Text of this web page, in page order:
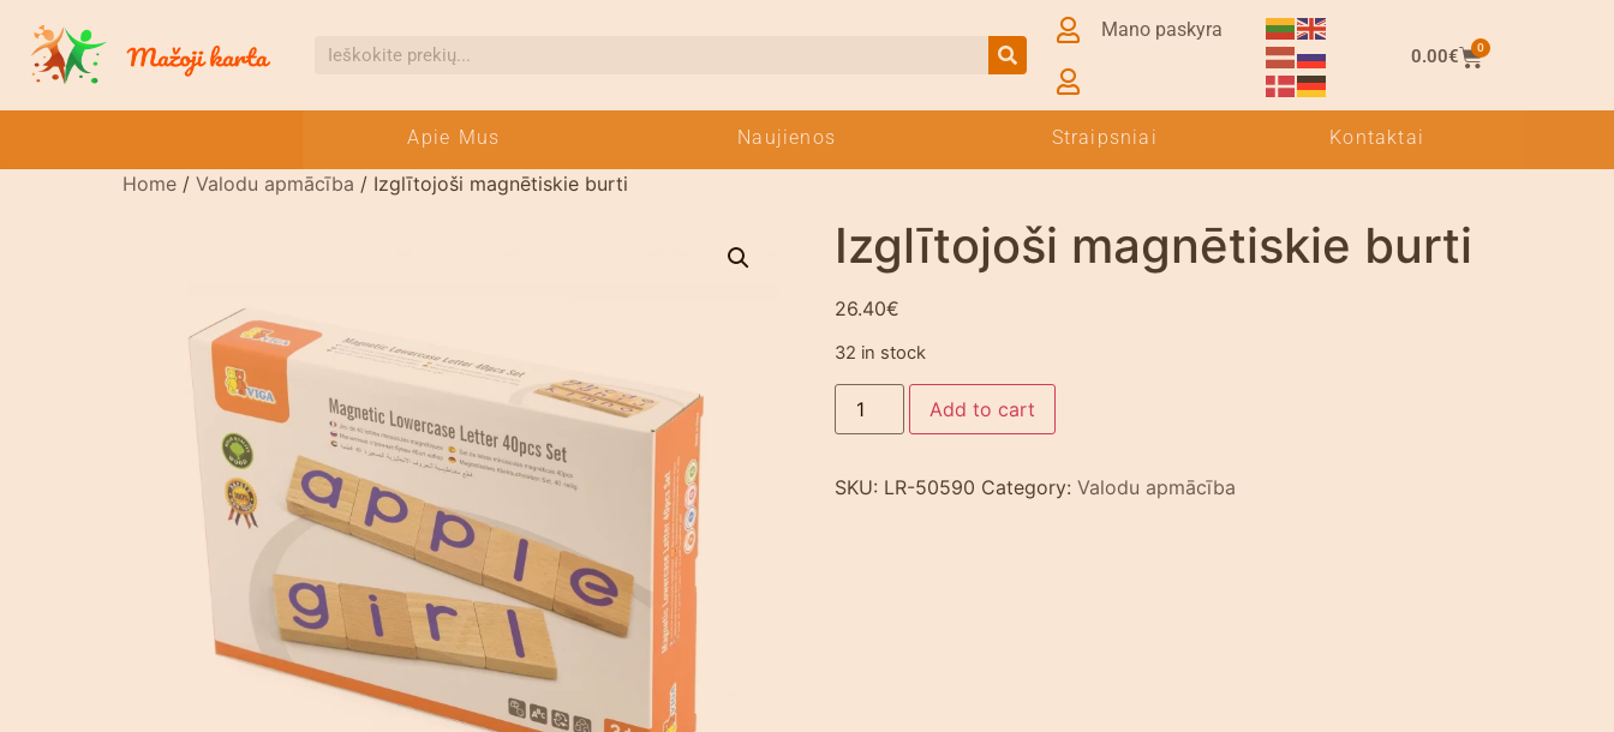
Mano paskyra
0.00€ 0
Apie Mus Naujienos Straipsniai Kontaktai
Home / Valodu apmācība / Izglītojoši magnētiskie burti
Izglītojoši magnētiskie burti
26.40€
32 in stock
Add to cart
SKU: LR-50590 Category: Valodu apmācība